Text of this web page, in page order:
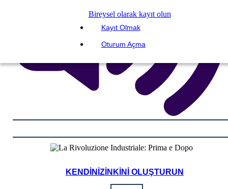
Bireysel olarak kayıt olun
Kayıt Olmak
Oturum Açma
KENDINIZINKINI OLUŞTURUN